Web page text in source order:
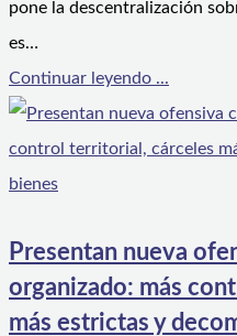
pone la descentralización
es…
Continuar leyendo ...
Presentan nueva
organizado: más
más estrictas y